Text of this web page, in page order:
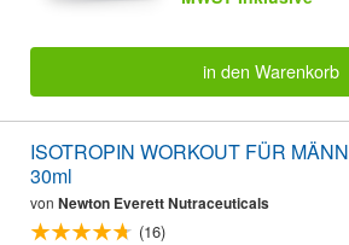
in den Warenkorb
ISOTROPIN WORKOUT FÜR
30ml
von Newton Everett Nutraceuticals
(16)